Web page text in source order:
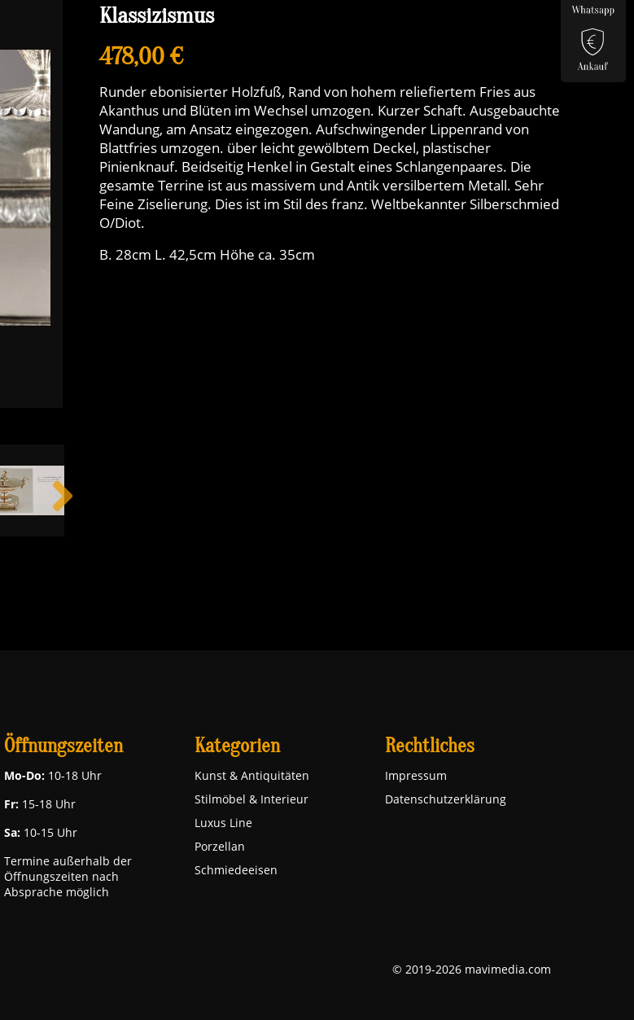
Klassizismus
478,00 €
Runder ebonisierter Holzfuß, Rand von hohem reliefiertem Fries aus
Akanthus und Blüten im Wechsel umzogen. Kurzer Schaft. Ausgebauchte
Wandung, am Ansatz eingezogen. Aufschwingender Lippenrand von
Blattfries umzogen. über leicht gewölbtem Deckel, plastischer
Pinienknauf. Beidseitig Henkel in Gestalt eines Schlangenpaares. Die
gesamte Terrine ist aus massivem und Antik versilbertem Metall. Sehr
Feine Ziselierung. Dies ist im Stil des franz. Weltbekannter Silberschmied
O/Diot.
B. 28cm L. 42,5cm Höhe ca. 35cm
Öffnungszeiten
Mo-Do: 10-18 Uhr
Fr: 15-18 Uhr
Sa: 10-15 Uhr
Termine außerhalb der
Öffnungszeiten nach
Absprache möglich
Kategorien
Kunst & Antiquitäten
Stilmöbel & Interieur
Luxus Line
Porzellan
Schmiedeeisen
Rechtliches
Impressum
Datenschutzerklärung
© 2019-2026 mavimedia.com